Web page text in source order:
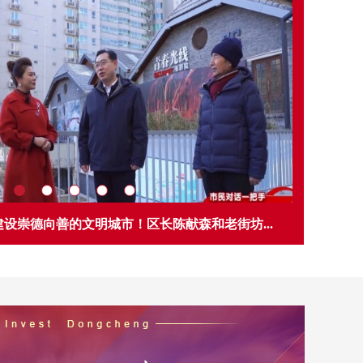
务机构报告事项信息公示
退休人员名单的公示
局 行政处罚事先告知书送达公告 京东民执告【2026】4号
公示
事业单位2026年面向退役大学生士兵招聘拟聘人员公示
退休人员名单的公示
人员初审结论公示
德向善的文明城市！区长陈献森和老街坊...